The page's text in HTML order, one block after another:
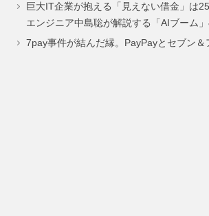
ー
ジ
ー
ジ
巨大IT企業が抱える「見えない借金」は
エンジニア中島聡が解説する「AIブーム
7pay事件が結んだ縁。PayPayとセブン